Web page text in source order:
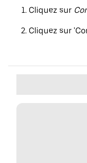
Cliquez sur
Cliquez sur